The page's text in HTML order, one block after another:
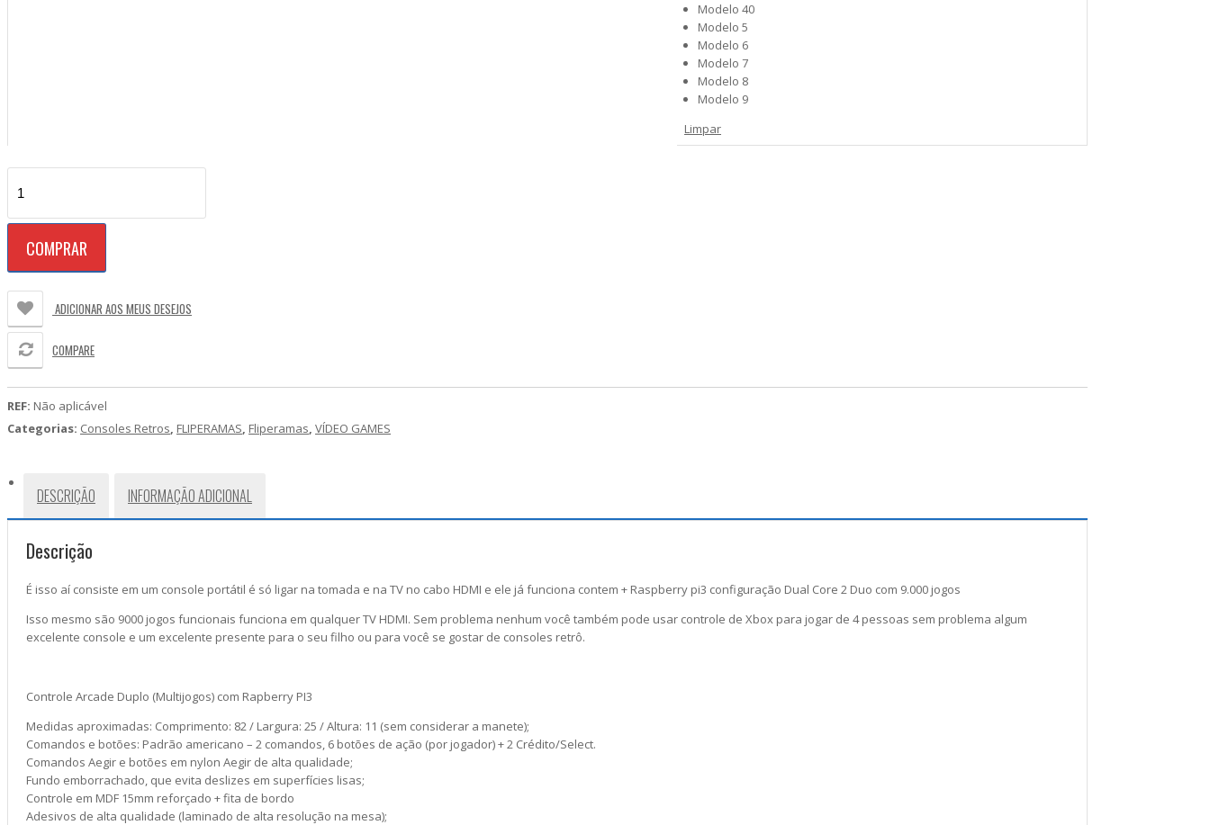
Modelo 40
Modelo 5
Modelo 6
Modelo 7
Modelo 8
Modelo 9
Limpar
pi3
Dual
Core
com
9.000
jogos
(cópia)
quantidade
COMPRAR
ADICIONAR AOS MEUS DESEJOS
COMPARE
REF: Não aplicável
Categorias: Consoles Retros, FLIPERAMAS, Fliperamas, VÍDEO GAMES
DESCRIÇÃO INFORMAÇÃO ADICIONAL
Descrição
É isso aí consiste em um console portátil é só ligar na tomada e na TV no cabo HDMI e ele já funciona contem + Raspberry pi3 configuração Dual Core 2 Duo com 9.000 jogos
Isso mesmo são 9000 jogos funcionais funciona em qualquer TV HDMI. Sem problema nenhum você também pode usar controle de Xbox para jogar de 4 pessoas sem problema algum
excelente console e um excelente presente para o seu filho ou para você se gostar de consoles retrô.
Controle Arcade Duplo (Multijogos) com Rapberry PI3
Medidas aproximadas: Comprimento: 82 / Largura: 25 / Altura: 11 (sem considerar a manete);
Comandos e botões: Padrão americano – 2 comandos, 6 botões de ação (por jogador) + 2 Crédito/Select.
Comandos Aegir e botões em nylon Aegir de alta qualidade;
Fundo emborrachado, que evita deslizes em superfícies lisas;
Controle em MDF 15mm reforçado + fita de bordo
Adesivos de alta qualidade (laminado de alta resolução na mesa);